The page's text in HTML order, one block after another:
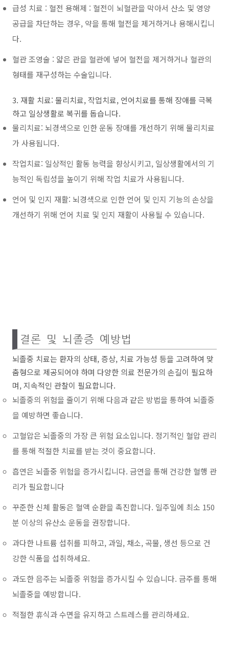
급성 치료 : 혈전 용해제 : 혈전이 뇌혈관을 막아서 산소 및 영양
공급을 차단하는 경우, 약을 통해 혈전을 제거하거나 용해시킵니
다.
혈관 조영술 : 얇은 관을 혈관에 넣어 혈전을 제거하거나 혈관의
형태를 재구성하는 수술입니다.
3. 재활 치료: 물리치료, 작업치료, 언어치료를 통해 장애를 극복
하고 일상생활로 복귀를 돕습니다.
물리치료: 뇌경색으로 인한 운동 장애를 개선하기 위해 물리치료
가 사용됩니다.
작업치료: 일상적인 활동 능력을 향상시키고, 일상생활에서의 기
능적인 독립성을 높이기 위해 작업 치료가 사용됩니다.
언어 및 인지 재활: 뇌경색으로 인한 언어 및 인지 기능의 손상을
개선하기 위해 언어 치료 및 인지 재활이 사용될 수 있습니다.
결론 및 뇌졸증 예방법
뇌졸중 치료는 환자의 상태, 증상, 치료 가능성 등을 고려하여 맞
춤형으로 제공되어야 하며 다양한 의료 전문가의 손길이 필요하
며, 지속적인 관찰이 필요합니다.
뇌졸중의 위험을 줄이기 위해 다음과 같은 방법을 통하여 뇌졸중
을 예방하면 좋습니다.
고혈압은 뇌졸중의 가장 큰 위험 요소입니다. 정기적인 혈압 관리
를 통해 적절한 치료를 받는 것이 중요합니다.
흡연은 뇌졸중 위험을 증가시킵니다. 금연을 통해 건강한 혈행 관
리가 필요합니다
꾸준한 신체 활동은 혈액 순환을 촉진합니다. 일주일에 최소 150
분 이상의 유산소 운동을 권장합니다.
과다한 나트륨 섭취를 피하고, 과일, 채소, 곡물, 생선 등으로 건
강한 식품을 섭취하세요.
과도한 음주는 뇌졸중 위험을 증가시킬 수 있습니다. 금주를 통해
뇌졸중을 예방합니다.
적절한 휴식과 수면을 유지하고 스트레스를 관리하세요.